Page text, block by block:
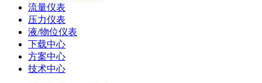
流量仪表
压力仪表
液/物位仪表
下载中心
方案中心
技术中心